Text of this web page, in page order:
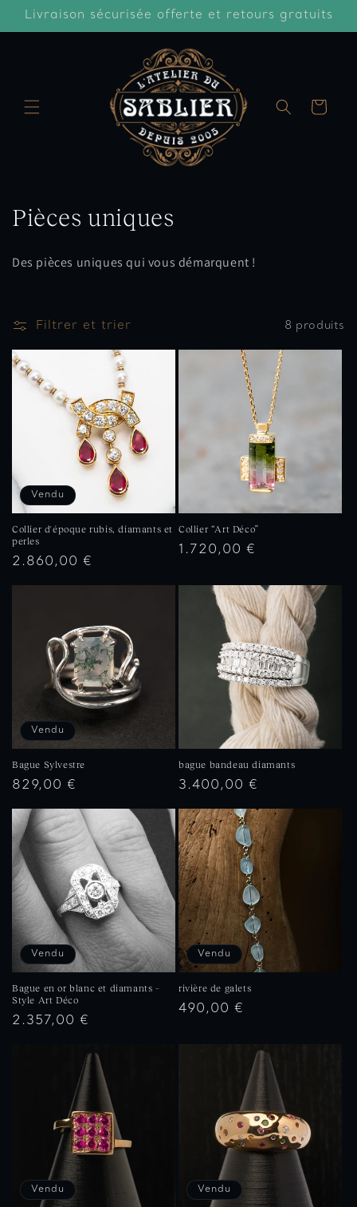
passer
au
Livraison sécurisée offerte et retours gratuits
Panier
C
c
o
n
:
Pièces uniques
Des pièces uniques qui vous démarquent !
Filtrer et trier 8 produits
Vendu
Collier d'époque rubis, diamants et
perles
Prix
2.860,00 €
Collier “Art Déco”
Prix
1.720,00 €
Vendu
Bague Sylvestre
Prix
829,00 €
bague bandeau diamants
Prix
3.400,00 €
Vendu
Bague en or blanc et diamants –
Style Art Déco
Prix
2.357,00 €
Vendu
rivière de galets
Prix
490,00 €
Vendu Vendu